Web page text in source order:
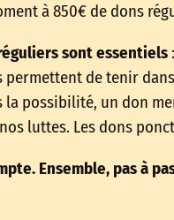
à 850€ de dons
sont essentiels:
permettent de tenir
possibilité, un don
luttes. Les dons
Ensemble, pas à